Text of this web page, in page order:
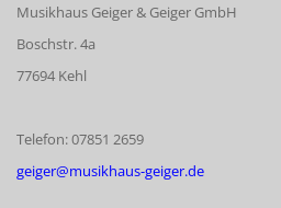
Musikhaus Geiger & Geiger GmbH
Boschstr. 4a
77694 Kehl
Telefon: 07851 2659
geiger@musikhaus-geiger.de